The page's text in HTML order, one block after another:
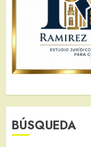
BÚSQUEDA